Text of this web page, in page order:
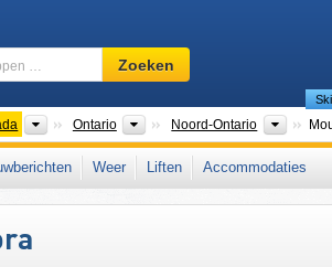
Skigebied,
regio,
…
Zoeken
LandenOntario Provincies
Noord-Ontario
Canada Weer Liften
Accommodaties